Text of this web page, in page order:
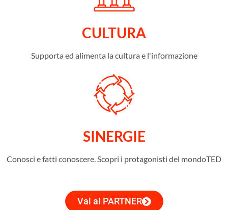
CULTURA
Supporta ed alimenta la cultura e l'informazione
SINERGIE
Conosci e fatti conoscere. Scopri i protagonisti del mondoTED
Vai ai PARTNER